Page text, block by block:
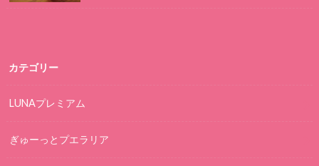
カテゴリー
LUNAプレミアム
ぎゅーっとプエラリア